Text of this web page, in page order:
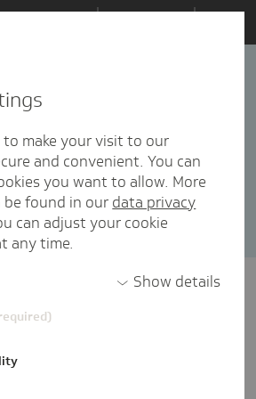
enthalten
Datum Popularität
to make your visit to our
and convenient. You can
you want to allow. More
found in our data privacy
can adjust your cookie
any time.
Show details